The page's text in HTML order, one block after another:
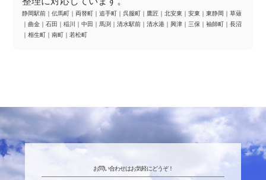
静岡駅前 伝馬町 両替町 追手町 呉服町 鷹匠 北安東 安東 東静岡
草薙
曲金 石田 稲川 中田 馬渕 清水駅前 清水港 興津 三保 袖師町
長沼
相生町 南町 若松町
お問い合わせはお気軽にどうぞ！